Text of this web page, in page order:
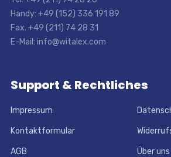
Handy: +49 (152) 336 191 89
Fax. +49 (211) 74 28 31
E-Mail: info@witalex.com
Support & Rechtliches
Impressum
Kontaktformular
AGB Über uns